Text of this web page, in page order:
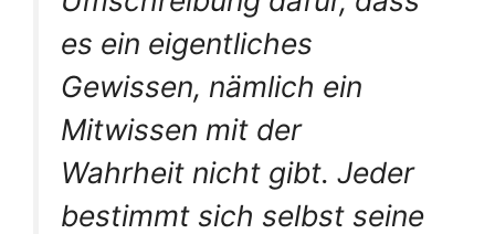
es ein eigentliches
Gewissen, nämlich ein
Mitwissen mit der
Wahrheit nicht gibt. Jeder
bestimmt sich selbst seine